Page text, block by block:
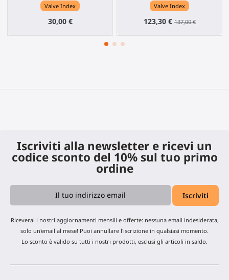
Valve Index
30,00 €
Valve Index
123,30 € 137,00 €
Iscriviti alla newsletter e ricevi un
codice sconto del 10% sul tuo primo
ordine
Riceverai i nostri aggiornamenti mensili e offerte: nessuna email indesiderata,
solo un'email al mese! Puoi annullare l'iscrizione in qualsiasi momento.
Lo sconto è valido su tutti i nostri prodotti, esclusi gli articoli in saldo.